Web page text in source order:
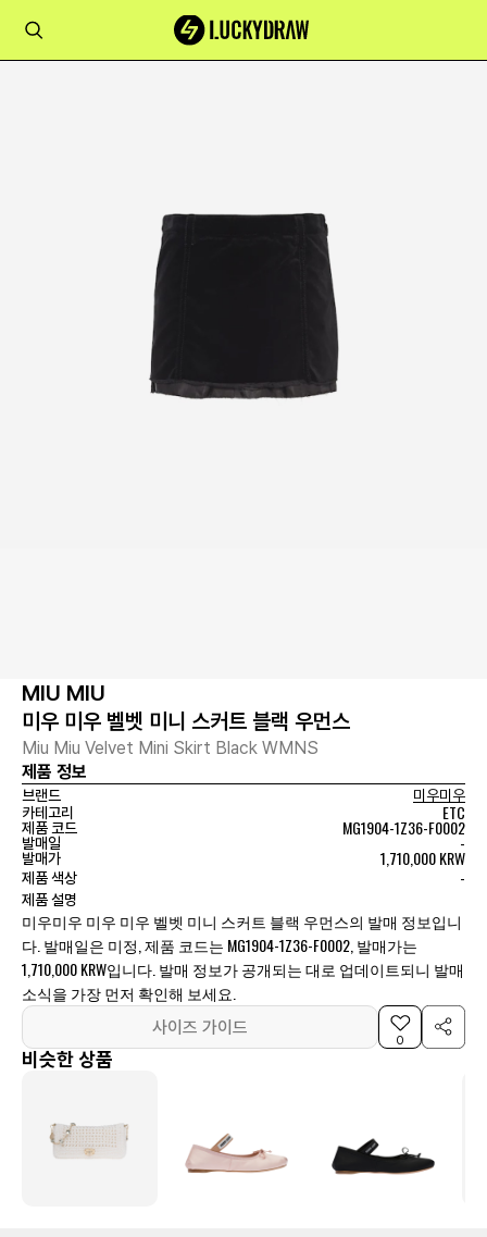
MIU MIU
미우 미우 벨벳 미니 스커트 블랙 우먼스
Miu Miu Velvet Mini Skirt Black WMNS
제품 정보
브랜드
미우미우
카테고리
ETC
제품 코드 MG1904-1Z36-F0002
발매일 -
발매가 1,710,000 KRW
제품 색상 -
제품 설명
미우미우 미우 미우 벨벳 미니 스커트 블랙 우먼스의 발매 정보입니
다. 발매일은 미정, 제품 코드는 MG1904-1Z36-F0002, 발매가는
1,710,000 KRW입니다. 발매 정보가 공개되는 대로 업데이트되니 발매
소식을 가장 먼저 확인해 보세요.
사이즈 가이드
0
비슷한 상품